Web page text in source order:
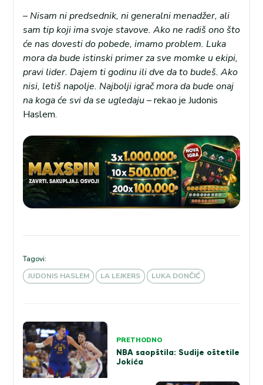
–Nisam ni predsednik, ni generalni menadžer, ali
sam tip koji ima svoje stavove. Ako ne radiš ono što
će nas dovesti do pobede, imamo problem. Luka
mora da bude istinski primer za sve momke u ekipi,
pravi lider. Dajem ti godinu ili dve da to budeš. Ako
nisi, letiš napolje. Najbolji igrač mora da bude onaj
na koga će svi da se ugledaju– rekao je Judonis
Haslem.
Tagovi:
JUDONIS HASLEM
LA LEJKERS LUKA DONČIĆ
Kretanje
članka
PRETHODNO
NBA saopštila: Sudije oštetile
Jokića